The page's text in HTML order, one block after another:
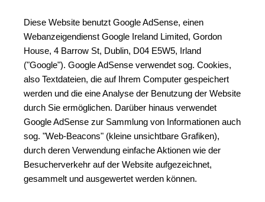
Diese Website benutzt Google AdSense, einen
Webanzeigendienst Google Ireland Limited, Gordon
House, 4 Barrow St, Dublin, D04 E5W5, Irland
("Google"). Google AdSense verwendet sog. Cookies,
also Textdateien, die auf Ihrem Computer gespeichert
werden und die eine Analyse der Benutzung der Website
durch Sie ermöglichen. Darüber hinaus verwendet
Google AdSense zur Sammlung von Informationen auch
sog. "Web-Beacons" (kleine unsichtbare Grafiken),
durch deren Verwendung einfache Aktionen wie der
Besucherverkehr auf der Website aufgezeichnet,
gesammelt und ausgewertet werden können.